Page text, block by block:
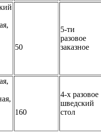
50
5-ти
разовое
заказное
160
4-х разовое
шведский
стол